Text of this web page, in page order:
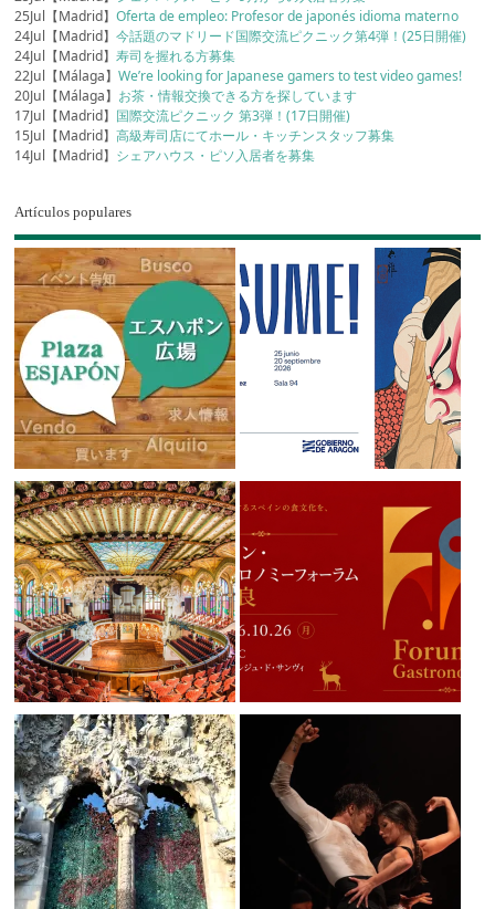
25Jul【Madrid】Oferta de empleo: Profesor de japonés idioma materno
24Jul【Madrid】今話題のマドリード国際交流ピクニック第4弾！(25日開催)
24Jul【Madrid】寿司を握れる方募集
22Jul【Málaga】We’re looking for Japanese gamers to test video games!
20Jul【Málaga】 お茶・情報交換できる方を探しています
17Jul【Madrid】 国際交流ピクニック 第3弾！(17日開催)
15Jul【Madrid】高級寿司店にてホール・キッチンスタッフ募集
14Jul【Madrid】 シェアハウス・ピソ入居者を募集
Artículos populares